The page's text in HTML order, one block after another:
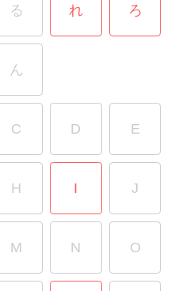
る れ ろ
ん
C D E
H I J
M N O